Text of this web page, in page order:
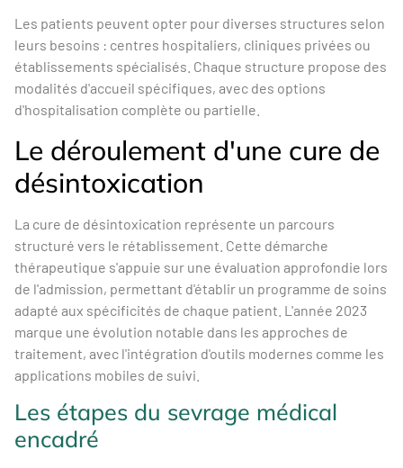
Les patients peuvent opter pour diverses structures selon
leurs besoins : centres hospitaliers, cliniques privées ou
établissements spécialisés. Chaque structure propose des
modalités d'accueil spécifiques, avec des options
d'hospitalisation complète ou partielle.
Le déroulement d'une cure de
désintoxication
La cure de désintoxication représente un parcours
structuré vers le rétablissement. Cette démarche
thérapeutique s'appuie sur une évaluation approfondie lors
de l'admission, permettant d'établir un programme de soins
adapté aux spécificités de chaque patient. L'année 2023
marque une évolution notable dans les approches de
traitement, avec l'intégration d'outils modernes comme les
applications mobiles de suivi.
Les étapes du sevrage médical
encadré